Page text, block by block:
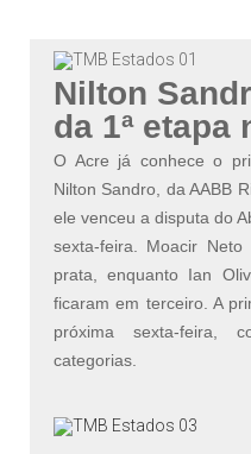
Nilton
da 1ª etapa
O Acre já conhece o
Nilton Sandro, da AABB
ele venceu a disputa do
sexta-feira. Moacir
prata, enquanto Ian
ficaram em terceiro. A
próxima sexta-feira,
categorias.